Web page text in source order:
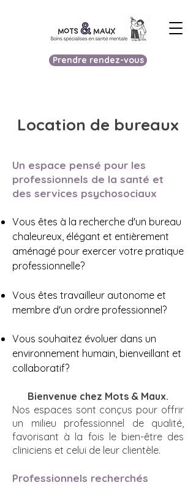
Prendre rendez-vous
Location de bureaux
Un espace pensé pour les
professionnels de la santé et
des services psychosociaux
Vous êtes à la recherche d'un bureau
chaleureux, élégant et entièrement
aménagé pour exercer votre pratique
professionnelle?
Vous êtes travailleur autonome et
membre d'un ordre professionnel?
Vous souhaitez évoluer dans un
environnement humain, bienveillant et
collaboratif?
Bienvenue chez Mots & Maux.
Nos espaces sont conçus pour offrir
un milieu professionnel de qualité,
favorisant à la fois le bien-être des
cliniciens et celui de leur clientèle.
Professionnels recherchés